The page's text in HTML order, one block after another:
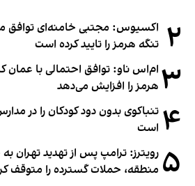
۲ اکسیوس: مجتبی خامنه‌ای توافق
تنگه هرمز را تایید کرده است
۳ ام‌اس ناو: توافق احتمالی با عمان
هرمز را افزایش می‌دهد
۴ تنباکوی بدون دود کودکان را در
است
۵ رویترز: ترامپ پس از تهدید تهران
منطقه، حملات گسترده را متوقف